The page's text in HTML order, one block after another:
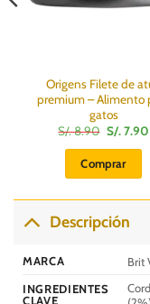
Origens Filete de
premium – Alimento
gatos
S/.8.90 El
precio
original
era:
S/.
S/.7.90El
Comprar
Descripción
MARCA
Brit
INGREDIENTES
CLAVE